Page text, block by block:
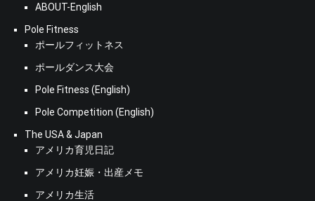
ABOUT-English
Pole Fitness
ポールフィットネス
ポールダンス大会
Pole Fitness (English)
Pole Competition (English)
The USA & Japan
アメリカ育児日記
アメリカ妊娠・出産メモ
アメリカ生活